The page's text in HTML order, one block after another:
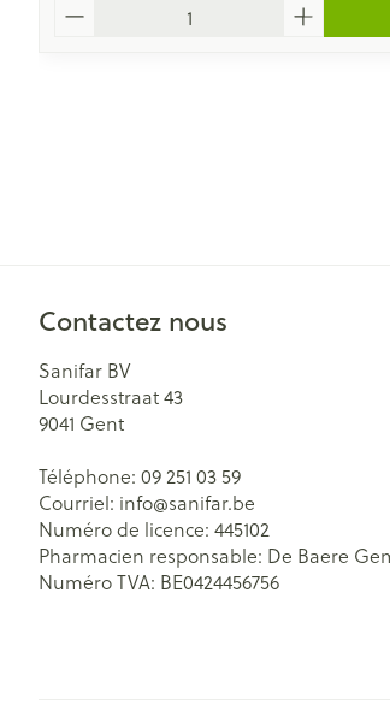
Contactez nous
Sanifar BV
Lourdesstraat 43
9041 Gent
Téléphone: 09 251 03 59
Courriel: info@sanifar.be
Numéro de licence: 445102
Pharmacien responsable: De Baere
Numéro TVA: BE0424456756